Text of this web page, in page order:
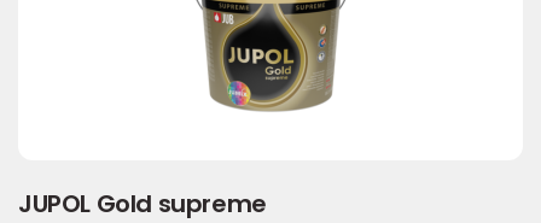
JUPOL Gold supreme